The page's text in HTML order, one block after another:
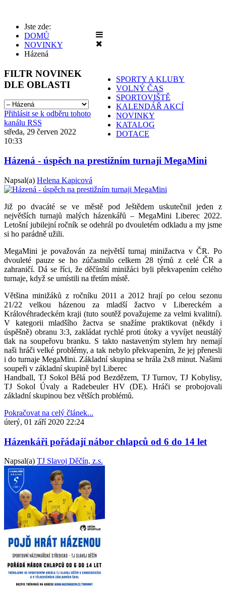
SPORTY A KLUBY
VOLNÝ ČAS
SPORTOVIŠTĚ
KALENDÁŘ AKCÍ
NOVINKY
KATALOG
DOTACE
Jste zde:
DOMŮ
NOVINKY
Házená
FILTR NOVINEK
DLE OBLASTI
Přihlásit se k odběru tohoto
kanálu RSS
středa, 29 červen 2022
10:33
Házená - úspěch na prestižním turnaji MegaMini
Napsal(a) Helena Kapicová
Již po dvacáté se ve městě pod Ještědem uskutečnil jeden z
největších turnajů malých házenkářů – MegaMini Liberec 2022.
Letošní jubilejní ročník se odehrál po dvouletém odkladu a my jsme
si ho parádně užili.
MegaMini je považován za největší turnaj minižactva v ČR. Po
dvouleté pauze se ho zúčastnilo celkem 28 týmů z celé ČR a
zahraničí. Dá se říci, že děčínští minižáci byli překvapením celého
turnaje, když se umístili na třetím místě.
Většina minižáků z ročníku 2011 a 2012 hrají po celou sezonu
21/22 velkou házenou za mladší žactvo v Libereckém a
Královéhradeckém kraji (tuto soutěž považujeme za velmi kvalitní).
V kategorii mladšího žactva se snažíme praktikovat (někdy i
úspěšně) obranu 3:3, zakládat rychlé proti útoky a vyvíjet neustálý
tlak na soupeřovu branku. S takto nastaveným stylem hry nemají
naši hráči velké problémy, a tak nebylo překvapením, že jej přenesli
i do turnaje MegaMini. Základní skupina se hrála 2x8 minut. Našimi
soupeři v základní skupině byl Liberec
Handball, TJ Sokol Bělá pod Bezdězem, TJ Turnov, TJ Kobylisy,
TJ Sokol Úvaly a Radebeuler HV (DE). Hráči se probojovali
základní skupinou bez větších problémů.
Pokračovat na celý článek...
úterý, 01 září 2020 22:24
Házenkáři pořádají nábor chlapců od 6 do 14 let
Napsal(a) TJ Slavoj Děčín, z.s.